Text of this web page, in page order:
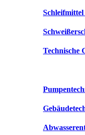
Technische